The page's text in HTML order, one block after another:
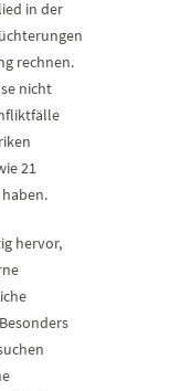
in der
rechnen.
nicht
21
hervor,